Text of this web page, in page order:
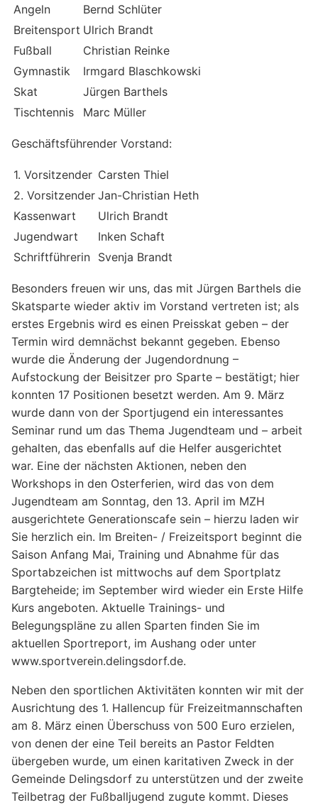
Angeln
Bernd Schlüter
Breitensport Ulrich Brandt
Fußball
Christian Reinke
Gymnastik
Irmgard Blaschkowski
Skat
Jürgen Barthels
Tischtennis
Marc Müller
Geschäftsführender Vorstand:
1. Vorsitzender Carsten Thiel
2. Vorsitzender Jan-Christian Heth
Kassenwart
Ulrich Brandt
Jugendwart
Inken Schaft
Schriftführerin Svenja Brandt
Besonders freuen wir uns, das mit Jürgen Barthels die
Skatsparte wieder aktiv im Vorstand vertreten ist; als
erstes Ergebnis wird es einen Preisskat geben – der
Termin wird demnächst bekannt gegeben. Ebenso
wurde die Änderung der Jugendordnung –
Aufstockung der Beisitzer pro Sparte – bestätigt; hier
konnten 17 Positionen besetzt werden. Am 9. März
wurde dann von der Sportjugend ein interessantes
Seminar rund um das Thema Jugendteam und – arbeit
gehalten, das ebenfalls auf die Helfer ausgerichtet
war. Eine der nächsten Aktionen, neben den
Workshops in den Osterferien, wird das von dem
Jugendteam am Sonntag, den 13. April im MZH
ausgerichtete Generationscafe sein – hierzu laden wir
Sie herzlich ein. Im Breiten- / Freizeitsport beginnt die
Saison Anfang Mai, Training und Abnahme für das
Sportabzeichen ist mittwochs auf dem Sportplatz
Bargteheide; im September wird wieder ein Erste Hilfe
Kurs angeboten. Aktuelle Trainings- und
Belegungspläne zu allen Sparten finden Sie im
aktuellen Sportreport, im Aushang oder unter
www.sportverein.delingsdorf.de.
Neben den sportlichen Aktivitäten konnten wir mit der
Ausrichtung des 1. Hallencup für Freizeitmannschaften
am 8. März einen Überschuss von 500 Euro erzielen,
von denen der eine Teil bereits an Pastor Feldten
übergeben wurde, um einen karitativen Zweck in der
Gemeinde Delingsdorf zu unterstützen und der zweite
Teilbetrag der Fußballjugend zugute kommt. Dieses